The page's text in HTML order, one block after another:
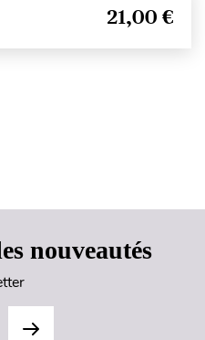
21,00 €
nouveautés